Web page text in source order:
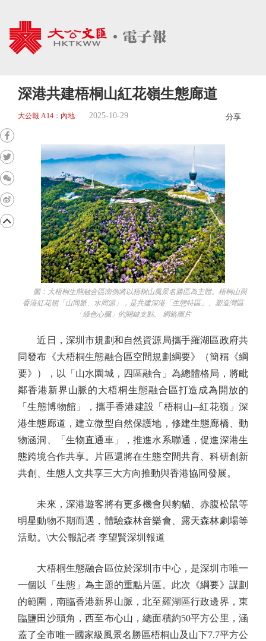
深港共建梧桐山紅花嶺生態廊道
大公報 A14：內地 2025-10-29 分享
圖：大梧桐生態融合區南側將以梧桐山風景名勝區為主體。梧桐山與
香港紅花嶺「山同脈、水同源」，是共建深港「生態特區」、塑造灣區
「綠色心臟」的關鍵支點。 網絡圖片
近日，深圳市規劃和自然資源局攜手羅湖區政府共
同發布《大梧桐生態融合區空間規劃綱要》（簡稱《綱
要》），以「山水園城，四區融合」為總體格局，將毗
鄰香港新界山脈的大梧桐生態融合區打造成為開放的
「生態博物館」，攜手香港建設「梧桐山─紅花嶺」深
港生態廊道，建立微型自然保護地，修建生態廊橋、動
物涵洞、「生物直通車」，推進水系聯通，促進深港生
態跨境合作共享。片區還將在生態空間共育、科研創新
共創、生態人文共享三大方向推動與香港協同發展。
未來，深港遊客將有更多機會與豹貓、赤腹松鼠等
明星動物不期而遇，體驗森林音樂會、露天森林劇場等
活動。\大公報記者 李望賢深圳報道
大梧桐生態融合區位於深圳市中心，是深圳市唯一
一個以「生態」為主題的重點片區。此次《綱要》謀劃
的範圍，南臨香港新界山脈，北至羅湖區行政邊界，東
臨鹽田沙頭角，西至布心山，總面積約50平方公里，涵
蓋了全市唯一國家級風景名勝區梧桐山及山下7.7平方公